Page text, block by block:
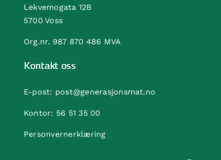
Lekvemogata 12B
5700 Voss
Org.nr. 987 870 486 MVA
Kontakt oss
E-post: post@generasjonsmat.no
Kontor: 56 51 35 00
Personvernerklæring